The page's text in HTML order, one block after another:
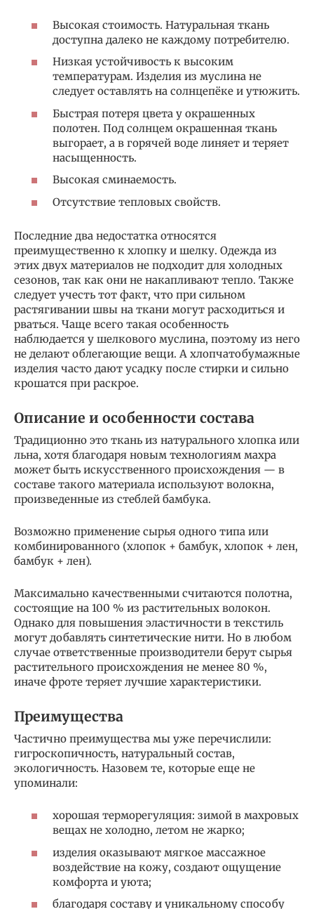
Высокая стоимость. Натуральная ткань
доступна далеко не каждому потребителю.
Низкая устойчивость к высоким
температурам. Изделия из муслина не
следует оставлять на солнцепёке и утюжить.
Быстрая потеря цвета у окрашенных
полотен. Под солнцем окрашенная ткань
выгорает, а в горячей воде линяет и теряет
насыщенность.
Высокая сминаемость.
Отсутствие тепловых свойств.
Последние два недостатка относятся
преимущественно к хлопку и шелку. Одежда из
этих двух материалов не подходит для холодных
сезонов, так как они не накапливают тепло. Также
следует учесть тот факт, что при сильном
растягивании швы на ткани могут расходиться и
рваться. Чаще всего такая особенность
наблюдается у шелкового муслина, поэтому из него
не делают облегающие вещи. А хлопчатобумажные
изделия часто дают усадку после стирки и сильно
крошатся при раскрое.
Описание и особенности состава
Традиционно это ткань из натурального хлопка или
льна, хотя благодаря новым технологиям махра
может быть искусственного происхождения — в
составе такого материала используют волокна,
произведенные из стеблей бамбука.
Возможно применение сырья одного типа или
комбинированного (хлопок + бамбук, хлопок + лен,
бамбук + лен).
Максимально качественными считаются полотна,
состоящие на 100 % из растительных волокон.
Однако для повышения эластичности в текстиль
могут добавлять синтетические нити. Но в любом
случае ответственные производители берут сырья
растительного происхождения не менее 80 %,
иначе фроте теряет лучшие характеристики.
Преимущества
Частично преимущества мы уже перечислили:
гигроскопичность, натуральный состав,
экологичность. Назовем те, которые еще не
упоминали:
хорошая терморегуляция: зимой в махровых
вещах не холодно, летом не жарко;
изделия оказывают мягкое массажное
воздействие на кожу, создают ощущение
комфорта и уюта;
благодаря составу и уникальному способу